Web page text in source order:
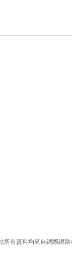
資料均來自網際網